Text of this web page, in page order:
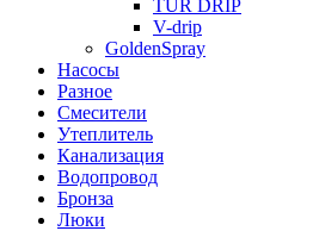
TUR DRIP
V-drip
GoldenSpray
Насосы
Разное
Смесители
Утеплитель
Канализация
Водопровод
Бронза
Люки